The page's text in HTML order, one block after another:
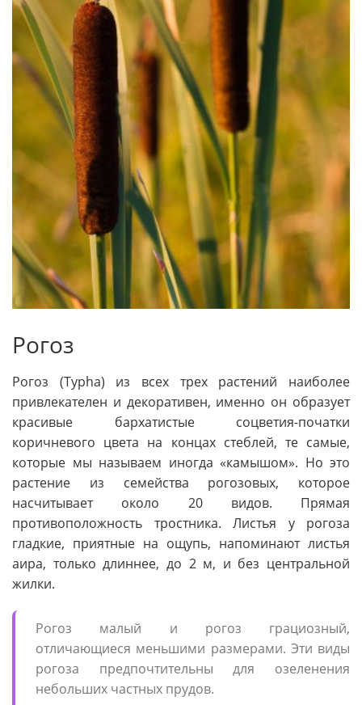
Рогоз
Рогоз (Typha) из всех трех растений наиболее
привлекателен и декоративен, именно он образует
красивые бархатистые соцветия-початки
коричневого цвета на концах стеблей, те самые,
которые мы называем иногда «камышом». Но это
растение из семейства рогозовых, которое
насчитывает около 20 видов. Прямая
противоположность тростника. Листья у рогоза
гладкие, приятные на ощупь, напоминают листья
аира, только длиннее, до 2 м, и без центральной
жилки.
Рогоз малый и рогоз грациозный,
отличающиеся меньшими размерами. Эти виды
рогоза предпочтительны для озеленения
небольших частных прудов.